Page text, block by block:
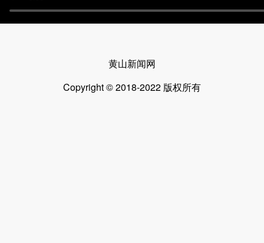
黄山新闻网
Copyright © 2018-2022 版权所有